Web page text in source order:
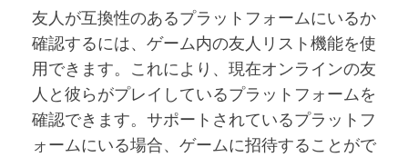
友人が互換性のあるプラットフォームにいるか
確認するには、ゲーム内の友人リスト機能を使
用できます。これにより、現在オンラインの友
人と彼らがプレイしているプラットフォームを
確認できます。サポートされているプラットフ
ォームにいる場合、ゲームに招待することがで